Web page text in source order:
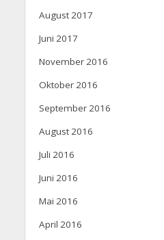
August 2017
Juni 2017
November 2016
Oktober 2016
September 2016
August 2016
Juli 2016
Juni 2016
Mai 2016
April 2016